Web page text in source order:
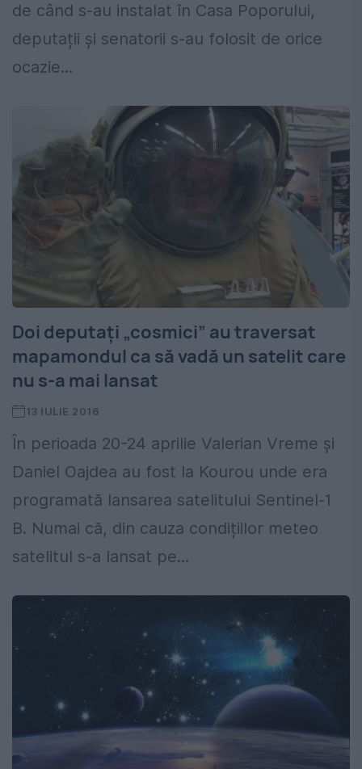
de când s-au instalat în Casa Poporului,
deputații și senatorii s-au folosit de orice
ocazie...
Doi deputați „cosmici” au traversat
mapamondul ca să vadă un satelit care
nu s-a mai lansat
13 IULIE 2016
În perioada 20-24 aprilie Valerian Vreme și
Daniel Oajdea au fost la Kourou unde era
programată lansarea satelitului Sentinel-1
B. Numai că, din cauza condițiilor meteo
satelitul s-a lansat pe...